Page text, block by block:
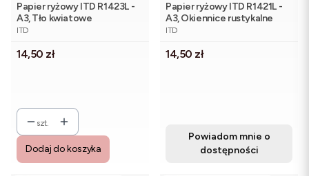
Papier ryżowy ITD R1423L -
A3, Tło kwiatowe
PRODUCENT
ITD
Cena
14,50 zł
szt.
Dodaj do koszyka
Papier ryżowy ITD R1421L -
A3, Okiennice rustykalne
PRODUCENT
ITD
Cena
14,50 zł
Powiadom mnie o
dostępności